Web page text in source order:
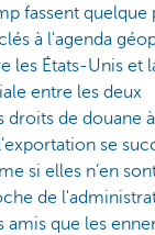
fassent quelque
à l'agenda
les États-Unis et
entre les deux
droits de douane
se
si elles n’en
de
amis que les